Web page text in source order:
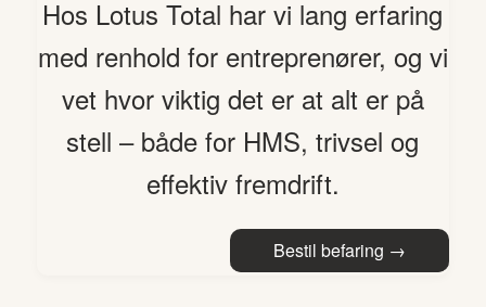
Hos Lotus Total har vi lang erfaring
med renhold for entreprenører, og vi
vet hvor viktig det er at alt er på
stell – både for HMS, trivsel og
effektiv fremdrift.
Bestil befaring →